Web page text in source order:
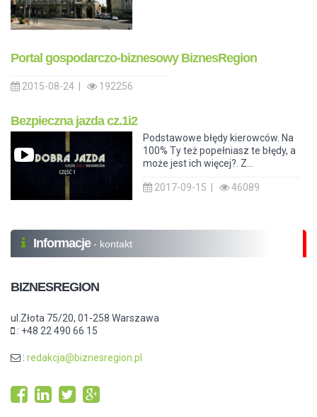
Portal gospodarczo-biznesowy BiznesRegion
2015-08-24 | 192256
Bezpieczna jazda cz.1i2
Podstawowe błędy kierowców. Na
100% Ty też popełniasz te błędy, a
może jest ich więcej?. Z...
2017-09-15 | 46089
Informacje - kontakt
BIZNESREGION
ul.Złota 75/20, 01-258 Warszawa
: +48 22 490 66 15
: redakcja@biznesregion.pl